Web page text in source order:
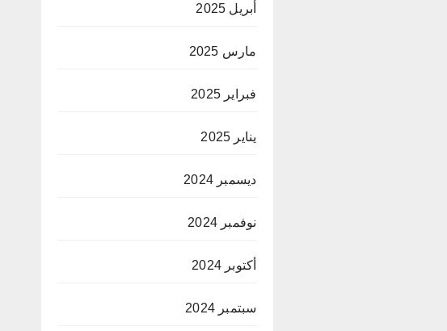
أبريل 2025
مارس 2025
فبراير 2025
يناير 2025
ديسمبر 2024
نوفمبر 2024
أكتوبر 2024
سبتمبر 2024